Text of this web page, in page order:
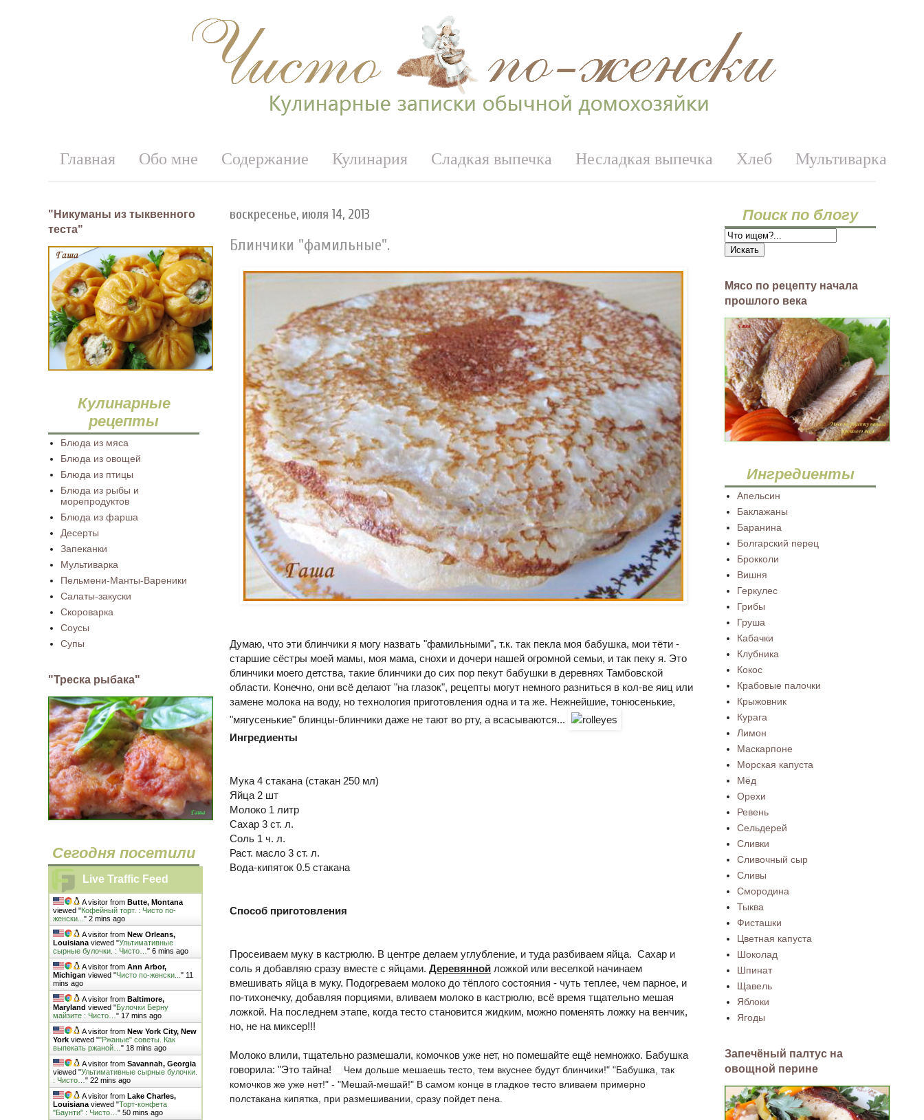
Главная Обо мне Содержание Кулинария Сладкая выпечка Несладкая выпечка Хлеб Мультиварка
воскресенье, июля 14, 2013
Блинчики "фамильные".
Думаю, что эти блинчики я могу назвать "фамильными", т.к. так пекла моя бабушка, мои тёти -
старшие сёстры моей мамы, моя мама, снохи и дочери нашей огромной семьи, и так пеку я. Это
блинчики моего детства, такие блинчики до сих пор пекут бабушки в деревнях Тамбовской
области. Конечно, они всё делают "на глазок", рецепты могут немного разниться в кол-ве яиц или
замене молока на воду, но технология приготовления одна и та же. Нежнейшие, тонюсенькие,
"мягусенькие" блинцы-блинчики даже не тают во рту, а всасываются...
Ингредиенты
Мука 4 стакана (стакан 250 мл)
Яйца 2 шт
Молоко 1 литр
Сахар 3 ст. л.
Соль 1 ч. л.
Раст. масло 3 ст. л.
Вода-кипяток 0.5 стакана
Способ приготовления
Просеиваем муку в кастрюлю. В центре делаем углубление, и туда разбиваем яйца. Сахар и
соль я добавляю сразу вместе с яйцами. Деревянной ложкой или веселкой начинаем
вмешивать яйца в муку. Подогреваем молоко до тёплого состояния - чуть теплее, чем парное, и
по-тихонечку, добавляя порциями, вливаем молоко в кастрюлю, всё время тщательно мешая
ложкой. На последнем этапе, когда тесто становится жидким, можно поменять ложку на венчик,
но, не на миксер!!!
Молоко влили, тщательно размешали, комочков уже нет, но помешайте ещё немножко. Бабушка
говорила: "Это тайна!
Чем дольше мешаешь тесто, тем вкуснее будут блинчики!" "Бабушка, так
комочков же уже нет!" - "Мешай-мешай!" В самом конце в гладкое тесто вливаем примерно
полстакана кипятка, при размешивании, сразу пойдет пена.
"Никуманы из тыквенного
теста"
Кулинарные
рецепты
Блюда из мяса
Блюда из овощей
Блюда из птицы
Блюда из рыбы и
морепродуктов
Блюда из фарша
Десерты
Запеканки
Мультиварка
Пельмени-Манты-Вареники
Салаты-закуски
Скороварка
Соусы
Супы
"Треска рыбака"
Сегодня посетили
Live Traffic Feed
A visitor from Butte, Montana
viewed "Кофейный торт. : Чисто по-
женски... " 2 mins ago
A visitor from New Orleans,
Louisiana viewed "Ультимативные
сырные булочки. : Чисто… " 6 mins ago
A visitor from Ann Arbor,
Michigan viewed "Чисто по-женски... " 11
mins ago
A visitor from Baltimore,
Maryland viewed "Булочки Берну
майзите : Чисто… " 17 mins ago
A visitor from New York City, New
York viewed ""Ржаные" советы. Как
выпекать ржаной… " 18 mins ago
A visitor from Savannah, Georgia
viewed "Ультимативные сырные булочки.
: Чисто… " 22 mins ago
A visitor from Lake Charles,
Louisiana viewed "Торт-конфета
"Баунти" : Чисто… " 50 mins ago
Поиск по блогу
Мясо по рецепту начала
прошлого века
Ингредиенты
Апельсин
Баклажаны
Баранина
Болгарский перец
Брокколи
Вишня
Геркулес
Грибы
Груша
Кабачки
Клубника
Кокос
Крабовые палочки
Крыжовник
Курага
Лимон
Маскарпоне
Морская капуста
Мёд
Орехи
Ревень
Сельдерей
Сливки
Сливочный сыр
Сливы
Смородина
Тыква
Фисташки
Цветная капуста
Шоколад
Шпинат
Щавель
Яблоки
Ягоды
Запечёный палтус на
овощной перине